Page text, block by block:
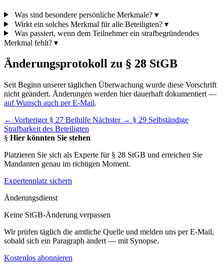
Was sind besondere persönliche Merkmale? ▾
Wirkt ein solches Merkmal für alle Beteiligten? ▾
Was passiert, wenn dem Teilnehmer ein strafbegründendes
Merkmal fehlt? ▾
Änderungsprotokoll zu § 28 StGB
Seit Beginn unserer täglichen Überwachung wurde diese Vorschrift
nicht geändert. Änderungen werden hier dauerhaft dokumentiert —
auf Wunsch auch per E-Mail.
← Vorheriger § 27 Beihilfe Nächster → § 29 Selbständige
Strafbarkeit des Beteiligten
§ Hier könnten Sie stehen
Platzieren Sie sich als Experte für § 28 StGB und erreichen Sie
Mandanten genau im richtigen Moment.
Expertenplatz sichern
Änderungsdienst
Keine StGB-Änderung verpassen
Wir prüfen täglich die amtliche Quelle und melden uns per E-Mail,
sobald sich ein Paragraph ändert — mit Synopse.
Kostenlos abonnieren